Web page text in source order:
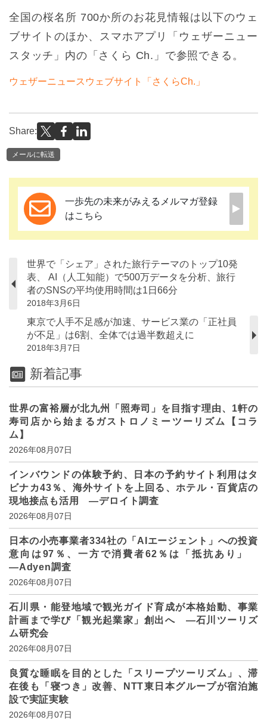
全国の桜名所 700か所のお花見情報は以下のウェ
ブサイトのほか、スマホアプリ「ウェザーニュー
スタッチ」内の「さくら Ch.」で参照できる。
ウェザーニュースウェブサイト「さくらCh.」
Share:
メールに転送
一歩先の未来がみえるメルマガ登録
はこちら
世界で「シェア」された旅行テーマのトップ10発
表、 AI（人工知能）で500万データを分析、旅行
者のSNSの平均使用時間は1日66分
2018年3月6日
東京で人手不足感が加速、サービス業の「正社員
が不足」は6割、全体では過半数超えに
2018年3月7日
新着記事
世界の富裕層が北九州「照寿司」を目指す理由、1軒の
寿司店から始まるガストロノミーツーリズム【コラ
ム】
2026年08月07日
インバウンドの体験予約、日本の予約サイト利用はタ
ビナカ43％、海外サイトを上回る、ホテル・百貨店の
現地接点も活用 ―デロイト調査
2026年08月07日
日本の小売事業者334社の「AIエージェント」への投資
意向は97％、一方で消費者62％は「抵抗あり」
―Adyen調査
2026年08月07日
石川県・能登地域で観光ガイド育成が本格始動、事業
計画まで学び「観光起業家」創出へ ―石川ツーリズ
ム研究会
2026年08月07日
良質な睡眠を目的とした「スリープツーリズム」、滞
在後も「寝つき」改善、NTT東日本グループが宿泊施
設で実証実験
2026年08月07日